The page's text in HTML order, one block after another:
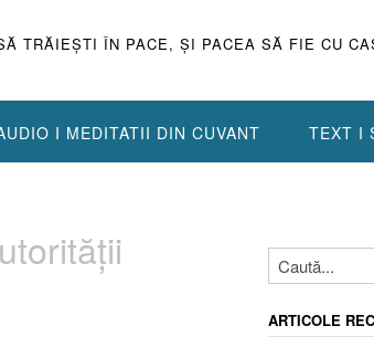
TRĂIEŞTI ÎN PACE, ŞI PACEA SĂ FIE CU
I MEDITATII DIN CUVANT TEXT I
ARTICOLE